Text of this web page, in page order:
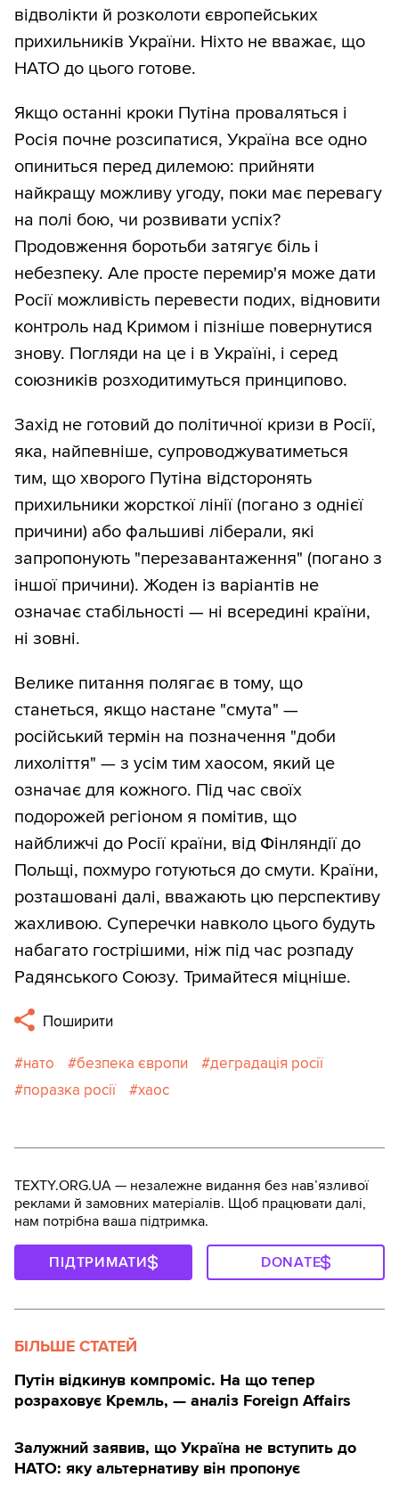
відволікти й розколоти європейських
прихильників України. Ніхто не вважає, що
НАТО до цього готове.
Якщо останні кроки Путіна проваляться і
Росія почне розсипатися, Україна все одно
опиниться перед дилемою: прийняти
найкращу можливу угоду, поки має перевагу
на полі бою, чи розвивати успіх?
Продовження боротьби затягує біль і
небезпеку. Але просте перемир'я може дати
Росії можливість перевести подих, відновити
контроль над Кримом і пізніше повернутися
знову. Погляди на це і в Україні, і серед
союзників розходитимуться принципово.
Захід не готовий до політичної кризи в Росії,
яка, найпевніше, супроводжуватиметься
тим, що хворого Путіна відсторонять
прихильники жорсткої лінії (погано з однієї
причини) або фальшиві ліберали, які
запропонують "перезавантаження" (погано з
іншої причини). Жоден із варіантів не
означає стабільності — ні всередині країни,
ні зовні.
Велике питання полягає в тому, що
станеться, якщо настане "смута" —
російський термін на позначення "доби
лихоліття" — з усім тим хаосом, який це
означає для кожного. Під час своїх
подорожей регіоном я помітив, що
найближчі до Росії країни, від Фінляндії до
Польщі, похмуро готуються до смути. Країни,
розташовані далі, вважають цю перспективу
жахливою. Суперечки навколо цього будуть
набагато гострішими, ніж під час розпаду
Радянського Союзу. Тримайтеся міцніше.
Поширити
нато безпека європи
деградація росії
поразка росії
хаос
TEXTY.ORG.UA — незалежне видання без навʼязливої
реклами й замовних матеріалів. Щоб працювати далі,
нам потрібна ваша підтримка.
ПІДТРИМАТИ DONATE
БІЛЬШЕ СТАТЕЙ
Путін відкинув компроміс. На що тепер
розраховує Кремль, — аналіз Foreign Affairs
Залужний заявив, що Україна не вступить до
НАТО: яку альтернативу він пропонує